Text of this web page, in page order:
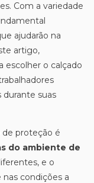
Com a variedade
ajudarão na
artigo,
escolher o calçado
suas
de proteção é
do ambiente de
e o
condições a